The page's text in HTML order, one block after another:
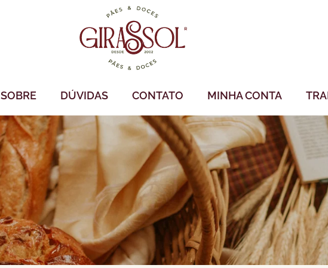
SOBRE DÚVIDAS CONTATO MINHA CONTA